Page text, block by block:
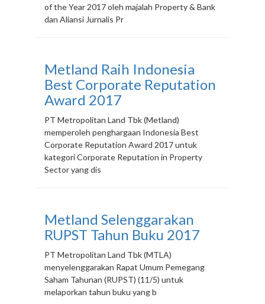
of the Year 2017 oleh majalah Property & Bank
dan Aliansi Jurnalis Pr
Metland Raih Indonesia
Best Corporate Reputation
Award 2017
PT Metropolitan Land Tbk (Metland)
memperoleh penghargaan Indonesia Best
Corporate Reputation Award 2017 untuk
kategori Corporate Reputation in Property
Sector yang dis
Metland Selenggarakan
RUPST Tahun Buku 2017
PT Metropolitan Land Tbk (MTLA)
menyelenggarakan Rapat Umum Pemegang
Saham Tahunan (RUPST) (11/5) untuk
melaporkan tahun buku yang b